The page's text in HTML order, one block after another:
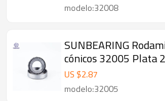
modelo:32008
SUNBEARING
cónicos 32005 Plata
Acero al cromo GCR15
US $2.87
modelo:32005